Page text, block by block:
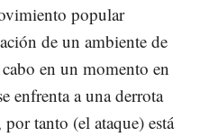
popular
de un ambiente de
en un momento en
enfrenta a una derrota
tanto (el ataque) está